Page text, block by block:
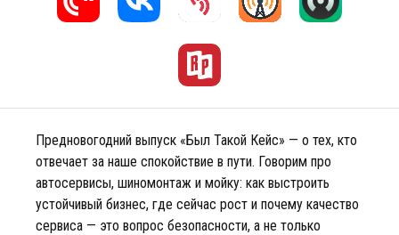
Предновогодний выпуск «Был Такой Кейс» — о тех, кто
отвечает за наше спокойствие в пути. Говорим про
автосервисы, шиномонтаж и мойку: как выстроить
устойчивый бизнес, где сейчас рост и почему качество
сервиса — это вопрос безопасности, а не только